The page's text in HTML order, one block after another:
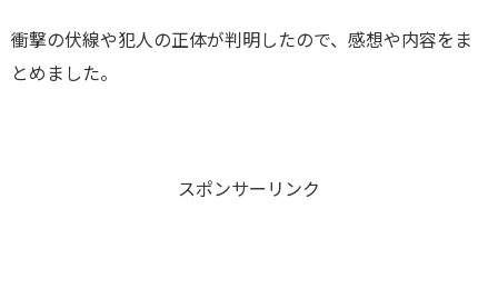
衝撃の伏線や犯人の正体が判明したので、感想や内容をま
とめました。
スポンサーリンク